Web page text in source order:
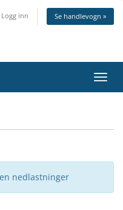
Logg inn Se handlevogn »
Bytt
nedlastninger